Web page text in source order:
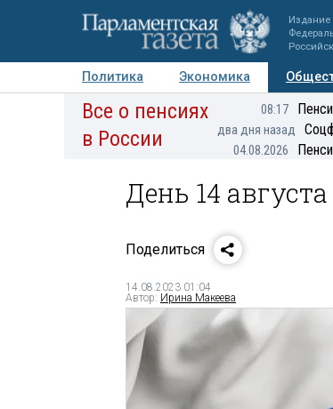
Издание
Политика Экономика
Авторы Персоны Мнения
Все о пенсиях
в России
08:17
два дня назад
04.08.2026
День 14
Поделиться
14.08.2023 01:04
Автор: Ирина Макеева